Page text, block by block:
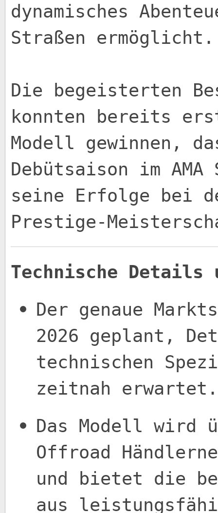
dynamisches
Straßen ermöglicht.
Die begeisterten
konnten bereits
Modell gewinnen,
Debütsaison im
seine Erfolge bei
Prestige-
Technische Details
Der genaue
2026 geplant,
technischen
zeitnah erwartet.
Das Modell wird
Offroad
und bietet die
aus